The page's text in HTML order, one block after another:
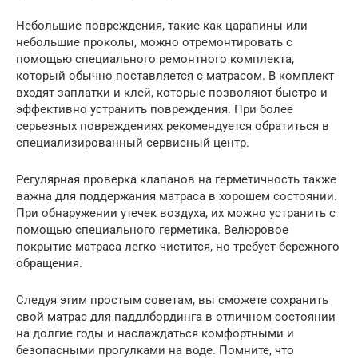
Небольшие повреждения, такие как царапины или
небольшие проколы, можно отремонтировать с
помощью специального ремонтного комплекта,
который обычно поставляется с матрасом. В комплект
входят заплатки и клей, которые позволяют быстро и
эффективно устранить повреждения. При более
серьезных повреждениях рекомендуется обратиться в
специализированный сервисный центр.
Регулярная проверка клапанов на герметичность также
важна для поддержания матраса в хорошем состоянии.
При обнаружении утечек воздуха, их можно устранить с
помощью специального герметика. Велюровое
покрытие матраса легко чистится, но требует бережного
обращения.
Следуя этим простым советам, вы сможете сохранить
свой матрас для паддлбординга в отличном состоянии
на долгие годы и наслаждаться комфортными и
безопасными прогулками на воде. Помните, что